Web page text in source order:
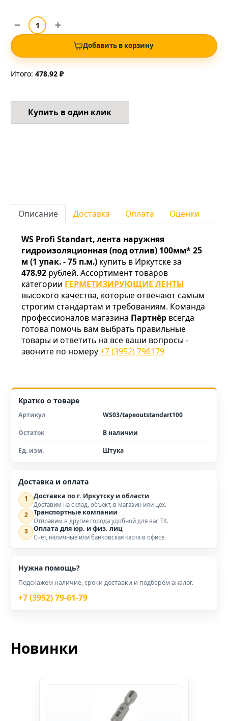
Добавить в корзину
Итого: 478.92 ₽
Купить в один клик
Описание Доставка Оплата Оценки
WS Profi Standart, лента наружняя
гидроизоляционная (под отлив) 100мм* 25
м (1 упак. - 75 п.м.) купить в Иркутске за
478.92 рублей. Ассортимент товаров
категории ГЕРМЕТИЗИРУЮЩИЕ ЛЕНТЫ
высокого качества, которые отвечают самым
строгим стандартам и требованиям. Команда
профессионалов магазина Партнёр всегда
готова помочь вам выбрать правильные
товары и ответить на все ваши вопросы -
звоните по номеру+7 (3952) 796179
Кратко о товаре
Артикул WS03/tapeoutstandart100
Остаток В наличии
Ед. изм. Штука
Доставка и оплата
1 Доставка по г. Иркутску и области
Доставим на склад, объект, в магазин или цех.
2 Транспортные компании
Отправим в другие города удобной для вас ТК.
3 Оплата для юр. и физ. лиц
Счёт, наличные или банковская карта в офисе.
Нужна помощь?
Подскажем наличие, сроки доставки и подберём аналог.
+7 (3952) 79-61-79
Новинки